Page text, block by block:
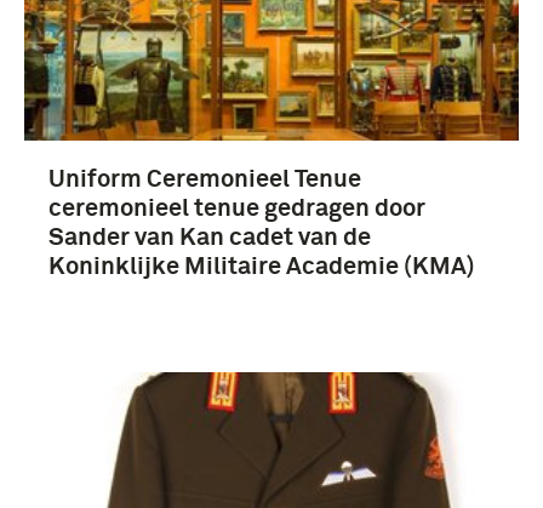
Uniform Ceremonieel Tenue
ceremonieel tenue gedragen door
Sander van Kan cadet van de
Koninklijke Militaire Academie (KMA)